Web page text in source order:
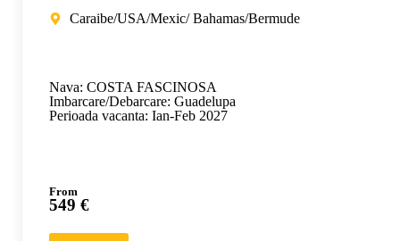
Caraibe/USA/Mexic/ Bahamas/Bermude
Nava: COSTA FASCINOSA
Imbarcare/Debarcare: Guadelupa
Perioada vacanta: Ian-Feb 2027
From
549 €